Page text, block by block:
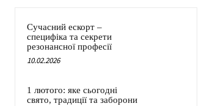
Сучасний ескорт –
специфіка та секрети
резонансної професії
10.02.2026
1 лютого: яке сьогодні
свято, традиції та заборони